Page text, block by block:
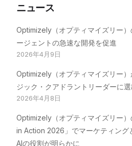
ニュース
Optimizely（オプティマイズリー
ージェントの急速な開発を促進
2026年4月9日
Optimizely（オプティマイズリー
ジック・クアドラントリーダーに選
2026年4月8日
Optimizely（オプティマイズリー
in Action 2026」でマーケティング
AIの役割が明らかに